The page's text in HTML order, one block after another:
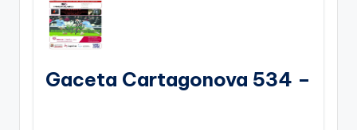
Gaceta Cartagonova 534 –